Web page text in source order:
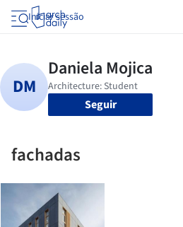
Iniciar sessão
Seguir
fachadas